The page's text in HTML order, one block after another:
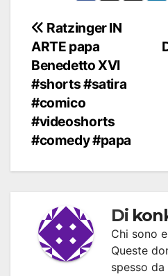
Navigazione
articoli
Ratzinger IN
ARTE papa
Benedetto XVI
#shorts #satira
#comico
#videoshorts
#comedy #papa
Di
Chi sono
Queste
spesso